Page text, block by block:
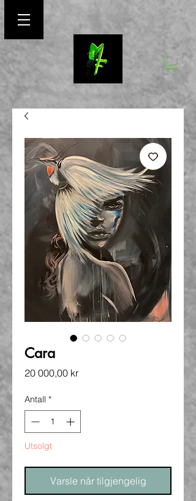
Cara
20 000,00 krPris
Antall *
Utsolgt
Varsle når tilgjengelig